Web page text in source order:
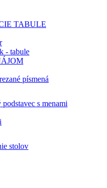
TABULE
- tabule
písmená
s menami
stolov